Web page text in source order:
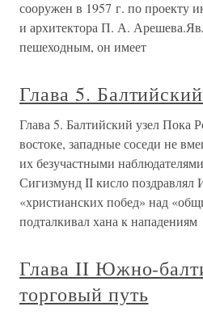
сооружен в 1957 г. по проекту
и архитектора П. А.
пешеходным, он имеет
Глава 5.
Глава 5. Балтийский узел Пока
востоке, западные соседи не
их безучастными
Сигизмунд II кисло поздравлял
«христианских побед» над
подталкивал хана к нападениям
Глава II Южно-
торговый путь